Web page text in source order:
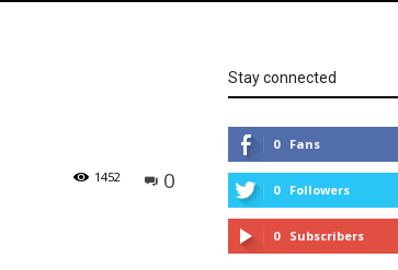
0
1452
Stay connected
0 Fans
0 Followers
0 Subscribers